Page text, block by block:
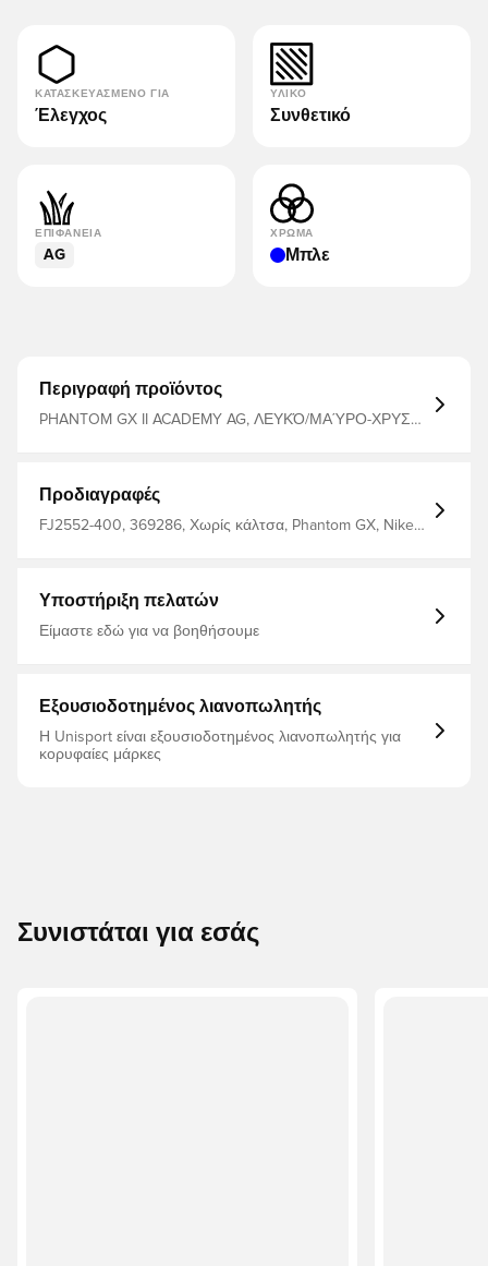
ΚΑΤΑΣΚΕΥΑΣΜΈΝΟ ΓΙΑ
Έλεγχος
ΥΛΙΚΌ
Συνθετικό
ΕΠΙΦΆΝΕΙΑ
AG
ΧΡΏΜΑ
Μπλε
Περιγραφή προϊόντος
PHANTOM GX II ACADEMY AG, ΛΕΥΚΌ/ΜΑΎΡΟ-ΧΡΥΣΌ
Προδιαγραφές
FJ2552-400, 369286, Χωρίς κάλτσα, Phantom GX, Nike,
Υποστήριξη πελατών
Είμαστε εδώ για να βοηθήσουμε
Εξουσιοδοτημένος λιανοπωλητής
Η Unisport είναι εξουσιοδοτημένος λιανοπωλητής για
κορυφαίες μάρκες
Συνιστάται για εσάς